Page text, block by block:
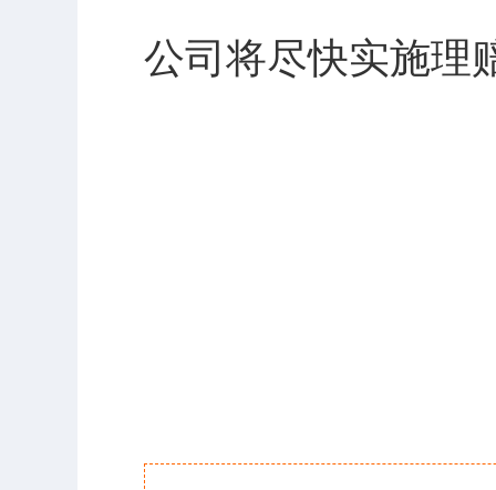
公司将尽快实施理